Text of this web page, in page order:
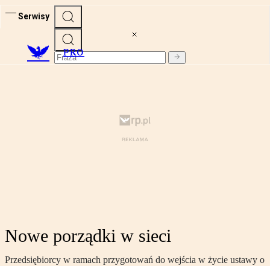
Serwisy
PRO
Nowe porządki w sieci
Przedsiębiorcy w ramach przygotowań do wejścia w życie ustawy o